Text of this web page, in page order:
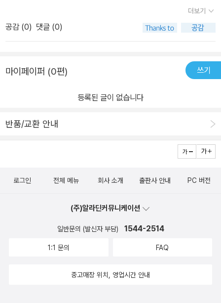
---------------------------셋째 마당 | 유튜브 세상속으로------
------------------------------------------------------------
[07] 다른 사람들과 소통하고 싶어요내가 좋아하는 동영상이 정말
봐요! ‘공유하기’나만의 영상 보관함 ‘재생목록 만들기’내 생각은...
‘댓글 달기’---------------------------------------------------
---------------넷째 마당 | 나도 유튜브 크리에이터!-------------
도 유튜버가 될 수 있을까?어떤 사람들이 ‘유튜브 크리에이터’가 되
터 첫걸음 - 나만의 채널 만들기나만의 채널 만들기채널의 기본 정보
--------------다섯째 마당 | 나만의 영상 만들기!----------------
을 찍으려면 카메라를 사야 하나요?만능 장비 ‘스마트폰’만 있으면
한 동영상을 예쁘게 꾸미고 싶어요!스마트폰 영상 편집 앱 ‘키네마스
터’‘키네마스터’ 작업 화면 살펴보기‘키네마스터’로 동영상 편집 시작
고 완성하기[12] 같이 봐요! 채널에 동영상 올리기유튜브 채널에 동
람에게 배우면 적어도 10만원을 주고 배워야 하는데 이 책은 2만원
남짓이다. 책은 궁금할 때 다시 보면 되는데 강의는 그렇지 않다. 유
만 보고 이해가 안 되는 부분은 유튜브 영상을 보고 보완하면 된다.
자신이 유튜브에 왕초보인 사람이나 유튜브를 처음 접하는 어르신들
에게 꼭 필요한 책이다. 이 책을 집필한 곽은지 저자에게 감사의 말을
도서를 지원받아 작성한 리뷰입니다. 좋은 책 감사합니다.
놓으면 좋겠다는 생각이 들었다. 엄마와 딸의 주고받는 대화의 진정
성을 재미난 케미를 만들어냈고, 하나하나 우리 엄마한테 설명해주고
알려주는 것처럼 책의 집필은 매우 친절했다. 이 책을 통해 너도나도
원해본다.
더보기
공감 (0) 댓글 (0)
마이페이퍼 (0편) 쓰기
등록된 글이 없습니다
반품/교환 안내
로그인 전체 메뉴 회사 소개 출판사 안내 PC 버전
(주)알라딘커뮤니케이션
일반문의 (발신자 부담) 1544-2514
1:1 문의 FAQ
중고매장 위치, 영업시간 안내